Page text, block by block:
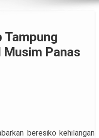
Panas
beresiko kehilangan